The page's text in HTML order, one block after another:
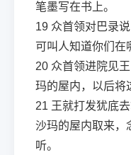
笔墨写在书上。
19 众首领对巴录
可叫人知道你们在
20 众首领进院见
玛的屋内，以后将
21 王就打发犹底
沙玛的屋内取来，
听。